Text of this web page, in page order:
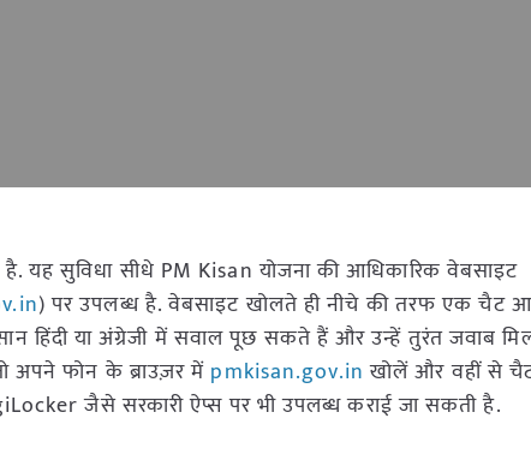
यह सुविधा सीधे PM Kisan योजना की आधिकारिक वेबसाइट
) पर उपलब्ध है. वेबसाइट खोलते ही नीचे की तरफ एक चैट
हिंदी या अंग्रेजी में सवाल पूछ सकते हैं और उन्हें तुरंत जवाब
अपने फोन के ब्राउज़र में pmkisan.gov.in खोलें और वहीं से
जैसे सरकारी ऐप्स पर भी उपलब्ध कराई जा सकती है.